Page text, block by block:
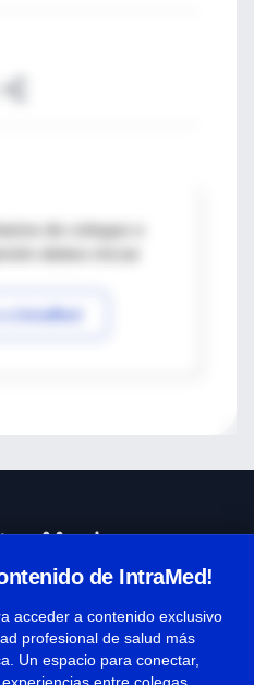
de colegas o
IntraMed
de IntraMed!
acceder a contenido exclusivo
profesional de salud más
Un espacio para conectar,
condiciones